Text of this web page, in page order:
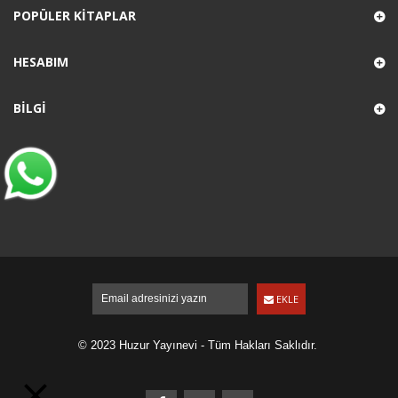
POPÜLER KITAPLAR
HESABIM
BILGI
EKLE
© 2023 Huzur Yayınevi - Tüm Hakları Saklıdır.